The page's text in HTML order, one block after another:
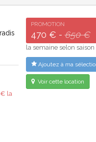
la
PROMOTION
470 € -650 €
la semaine selon saison
Ajoutez à ma
Voir cette location